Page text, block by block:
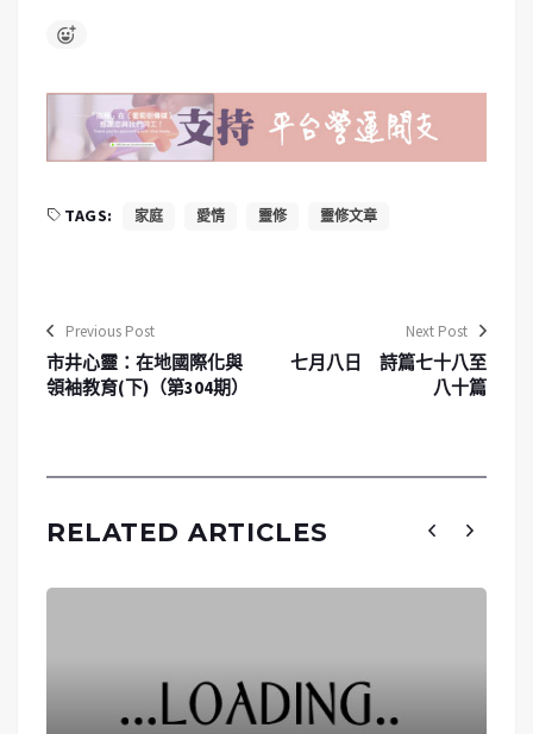
TAGS: 家庭 愛情 靈修 靈修文章
Previous Post
市井心靈：在地國際化與
領袖教育(下)（第304期）
Next Post
七月八日 詩篇七十八至
八十篇
RELATED ARTICLES